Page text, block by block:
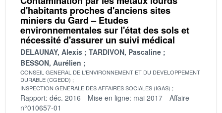
d'habitants proches d'anciens sites
miniers du Gard – Etudes
environnementales sur l'état des sols et
nécessité d'assurer un suivi médical
DELAUNAY, Alexis
TARDIVON, Pascaline
BESSON, Aurélien
CONSEIL GENERAL DE L'ENVIRONNEMENT ET DU DEVELOPPEMENT
DURABLE (CGEDD)
INSPECTION GENERALE DES AFFAIRES SOCIALES (IGAS)
Rapport: déc. 2016 Mise en ligne: mai 2017
Affaire
n°010657-01